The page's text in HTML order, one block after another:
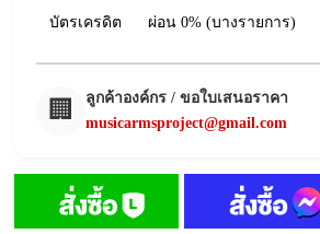
บัตรเครดิต ผ่อน 0% (บางรายการ)
🏢
ลูกค้าองค์กร / ขอใบเสนอราคา
musicarmsproject@gmail.com